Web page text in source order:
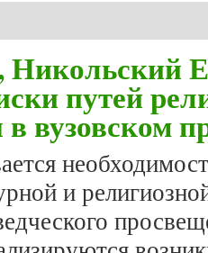
путей
вузовском
и